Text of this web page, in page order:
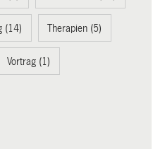
(14) Therapien (5)
Vortrag (1)